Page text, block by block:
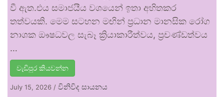
වී ඇත.එය සමාජයීය වශයෙන් ඉතා අහිතකර
තත්වයකි. මෙම සටහන මඟින් ප්‍රධාන මානසික රෝග
නාශක ඖෂධවල සැබෑ ක්‍රියාකාරීත්වය, ප්‍රචණ්ඩත්වය
…
වැඩිපුර කියවන්න
July 15, 2026 / විනිවිද සායනය